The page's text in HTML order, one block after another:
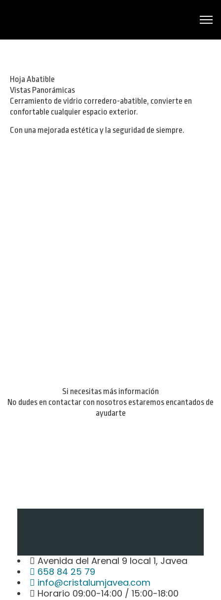
Hoja Abatible
Vistas Panorámicas
Cerramiento de vidrio corredero-abatible, convierte en
confortable cualquier espacio exterior.
Con una mejorada estética y la seguridad de siempre.
Si necesitas más información
No dudes en contactar con nosotros estaremos encantados de
ayudarte
Avenida del Arenal 9 local 1, Javea
658 84 25 79
info@cristalumjavea.com
Horario 09:00-14:00 / 15:00-18:00